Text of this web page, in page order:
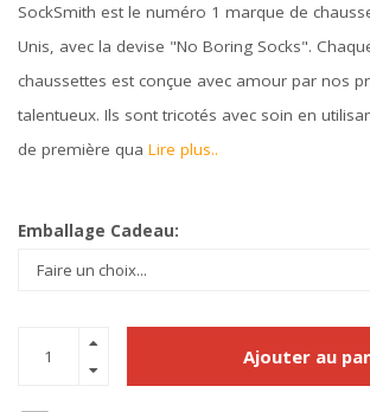
SockSmith est le numéro 1 marque de
Unis, avec la devise "No Boring Socks".
chaussettes est conçue avec amour par nos
talentueux. Ils sont tricotés avec soin en
de première qua Lire plus..
Emballage Cadeau:
Ajouter au